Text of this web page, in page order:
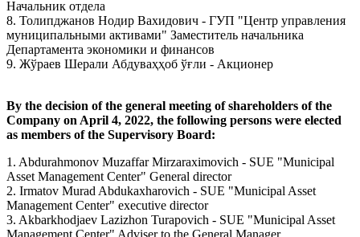
Начальник отдела
8. Толипджанов Нодир Вахидович - ГУП "Центр управления
муниципальными активами" Заместитель начальника
Департамента экономики и финансов
9. Жўраев Шерали Абдуваҳҳоб ўғли - Aкционер
By the decision of the general meeting of shareholders of the
Company on April 4, 2022, the following persons were elected
as members of the Supervisory Board:
1. Abdurahmonov Muzaffar Mirzaraximovich - SUE "Municipal
Asset Management Center" General director
2. Irmatov Murad Abdukaxharovich - SUE "Municipal Asset
Management Center" executive director
3. Akbarkhodjaev Lazizhon Turapovich - SUE "Municipal Asset
Management Center" Adviser to the General Manager